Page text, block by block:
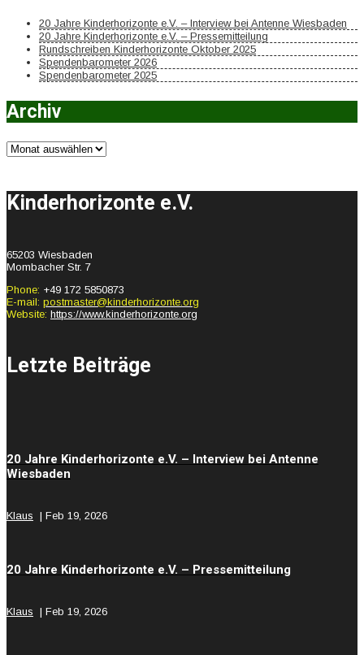
20 Jahre Kinderhorizonte e.V. – Interview bei Antenne Wiesbaden
20 Jahre Kinderhorizonte e.V. – Pressemitteilung
Rundschreiben Kinderhorizonte Oktober 2025
Spendenbarometer 2026
Spendenbarometer 2025
Archiv
Archiv
Kinderhorizonte e.V.
65203 Wiesbaden
Mombacher Str. 7
Phone: +49 172 5850873
E-mail: postmaster@kinderhorizonte.org
Website: https://www.kinderhorizonte.org
Letzte Beiträge
20 Jahre Kinderhorizonte e.V. – Interview bei Antenne
Wiesbaden
Klaus | Feb 19, 2026
20 Jahre Kinderhorizonte e.V. – Pressemitteilung
Klaus | Feb 19, 2026